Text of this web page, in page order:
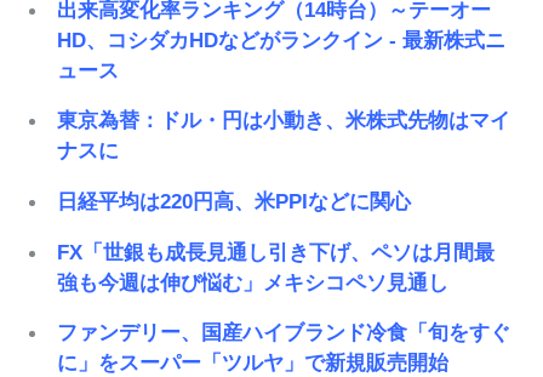
出来高変化率ランキング（14時台）～テーオー
HD、コシダカHDなどがランクイン - 最新株式ニ
ュース
東京為替：ドル・円は小動き、米株式先物はマイ
ナスに
日経平均は220円高、米PPIなどに関心
FX「世銀も成長見通し引き下げ、ペソは月間最
強も今週は伸び悩む」メキシコペソ見通し
ファンデリー、国産ハイブランド冷食「旬をすぐ
に」をスーパー「ツルヤ」で新規販売開始